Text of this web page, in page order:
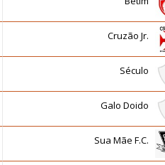
Cruzão Jr.
Século
Galo Doido
Sua Mãe F.C.